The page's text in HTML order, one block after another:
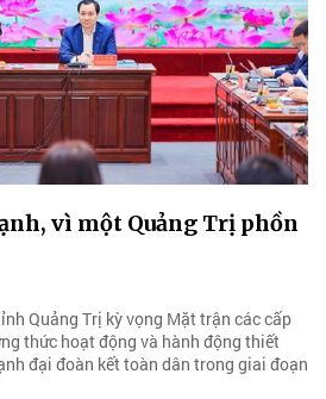
vì một Quảng Trị phồn
Quảng Trị kỳ vọng Mặt trận các cấp
thức hoạt động và hành động thiết
đại đoàn kết toàn dân trong giai đoạn